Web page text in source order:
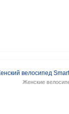
Женские